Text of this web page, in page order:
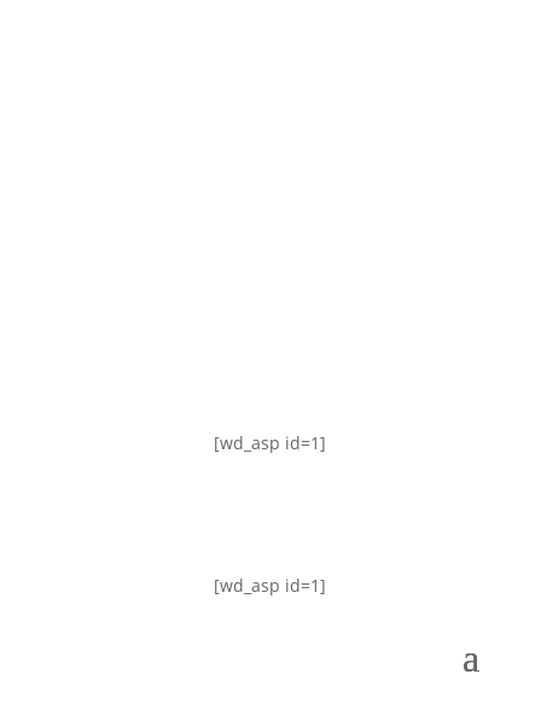
[wd_asp id=1]
[wd_asp id=1]